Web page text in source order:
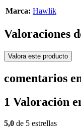
Marca: Hawlik
Valoraciones
Valora este producto
comentarios
1 Valoración
5,0 de 5 estrellas